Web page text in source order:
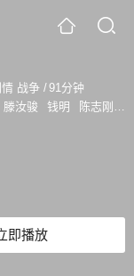
战争 /91分钟
滕汝骏 钱明 陈志刚
即播放